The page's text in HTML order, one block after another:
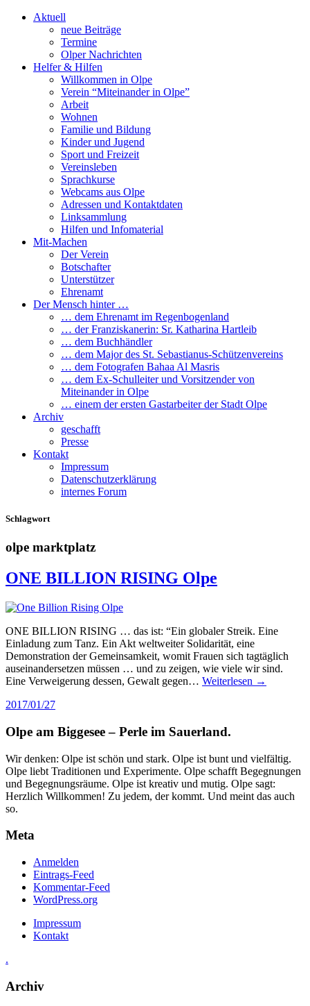
Aktuell
neue Beiträge
Termine
Olper Nachrichten
Helfer & Hilfen
Willkommen in Olpe
Verein “Miteinander in Olpe”
Arbeit
Wohnen
Familie und Bildung
Kinder und Jugend
Sport und Freizeit
Vereinsleben
Sprachkurse
Webcams aus Olpe
Adressen und Kontaktdaten
Linksammlung
Hilfen und Infomaterial
Mit-Machen
Der Verein
Botschafter
Unterstützer
Ehrenamt
Der Mensch hinter …
… dem Ehrenamt im Regenbogenland
… der Franziskanerin: Sr. Katharina Hartleib
… dem Buchhändler
… dem Major des St. Sebastianus-Schützenvereins
… dem Fotografen Bahaa Al Masris
… dem Ex-Schulleiter und Vorsitzender von
Miteinander in Olpe
… einem der ersten Gastarbeiter der Stadt Olpe
Archiv
geschafft
Presse
Kontakt
Impressum
Datenschutzerklärung
internes Forum
Schlagwort
olpe marktplatz
ONE BILLION RISING Olpe
ONE BILLION RISING … das ist: “Ein globaler Streik. Eine
Einladung zum Tanz. Ein Akt weltweiter Solidarität, eine
Demonstration der Gemeinsamkeit, womit Frauen sich tagtäglich
auseinandersetzen müssen … und zu zeigen, wie viele wir sind.
Eine Verweigerung dessen, Gewalt gegen… Weiterlesen →
2017/01/27
Olpe am Biggesee – Perle im Sauerland.
Wir denken: Olpe ist schön und stark. Olpe ist bunt und vielfältig.
Olpe liebt Traditionen und Experimente. Olpe schafft Begegnungen
und Begegnungsräume. Olpe ist kreativ und mutig. Olpe sagt:
Herzlich Willkommen! Zu jedem, der kommt. Und meint das auch
so.
Meta
Anmelden
Eintrags-Feed
Kommentar-Feed
WordPress.org
Impressum
Kontakt
.
Archiv